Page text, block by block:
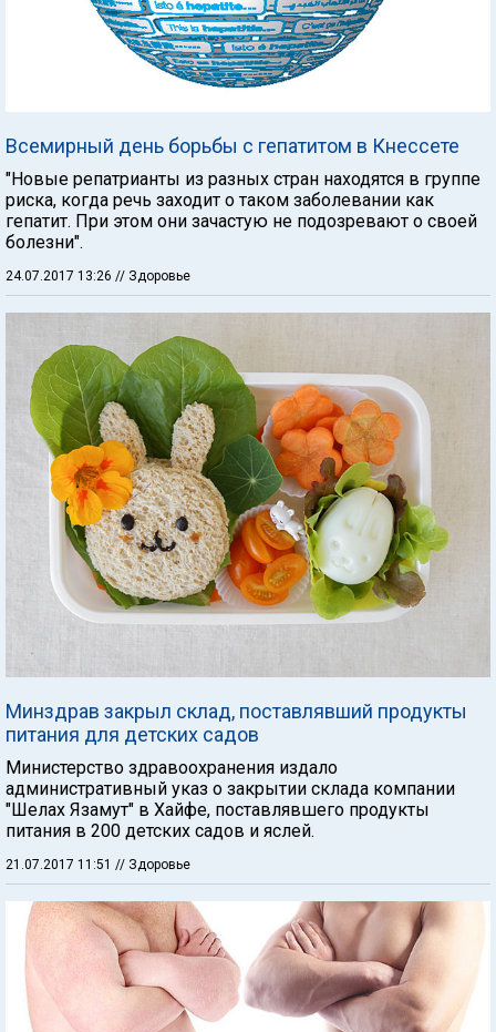
Всемирный день борьбы с гепатитом в Кнессете
"Новые репатрианты из разных стран находятся в группе
риска, когда речь заходит о таком заболевании как
гепатит. При этом они зачастую не подозревают о своей
болезни".
24.07.2017 13:26 // Здоровье
Минздрав закрыл склад, поставлявший продукты
питания для детских садов
Министерство здравоохранения издало
административный указ о закрытии склада компании
"Шелах Язамут" в Хайфе, поставлявшего продукты
питания в 200 детских садов и яслей.
21.07.2017 11:51 // Здоровье